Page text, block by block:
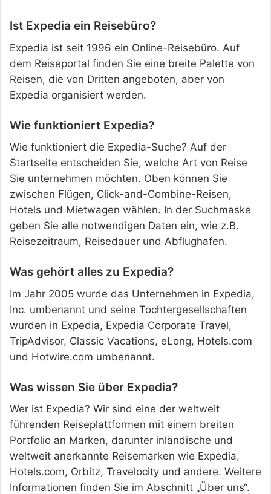
Ist Expedia ein Reisebüro?
Expedia ist seit 1996 ein Online-Reisebüro. Auf
dem Reiseportal finden Sie eine breite Palette von
Reisen, die von Dritten angeboten, aber von
Expedia organisiert werden.
Wie funktioniert Expedia?
Wie funktioniert die Expedia-Suche? Auf der
Startseite entscheiden Sie, welche Art von Reise
Sie unternehmen möchten. Oben können Sie
zwischen Flügen, Click-and-Combine-Reisen,
Hotels und Mietwagen wählen. In der Suchmaske
geben Sie alle notwendigen Daten ein, wie z.B.
Reisezeitraum, Reisedauer und Abflughafen.
Was gehört alles zu Expedia?
Im Jahr 2005 wurde das Unternehmen in Expedia,
Inc. umbenannt und seine Tochtergesellschaften
wurden in Expedia, Expedia Corporate Travel,
TripAdvisor, Classic Vacations, eLong, Hotels.com
und Hotwire.com umbenannt.
Was wissen Sie über Expedia?
Wer ist Expedia? Wir sind eine der weltweit
führenden Reiseplattformen mit einem breiten
Portfolio an Marken, darunter inländische und
weltweit anerkannte Reisemarken wie Expedia,
Hotels.com, Orbitz, Travelocity und andere. Weitere
Informationen finden Sie im Abschnitt „Über uns“.